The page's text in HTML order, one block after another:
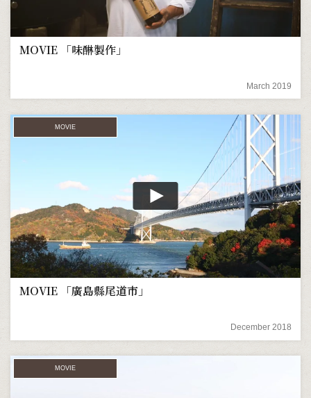
MOVIE 「味醂製作」
March 2019
MOVIE
MOVIE 「廣島縣尾道市」
December 2018
MOVIE